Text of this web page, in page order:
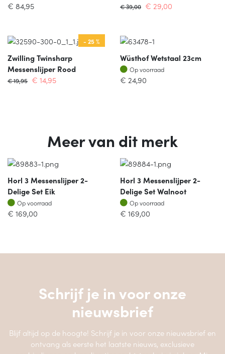
€ 84,95 €39,00 € 29,00
- 25 %
Zwilling Twinsharp
Messenslijper Rood
€19,95 € 14,95
Wüsthof Wetstaal 23cm
Op voorraad
Op voorraad
€ 24,90
Meer van dit merk
Horl 3 Messenslijper 2-
Delige Set Eik
Op voorraad
Op voorraad
€ 169,00
Horl 3 Messenslijper 2-
Delige Set Walnoot
Op voorraad
Op voorraad
€ 169,00
Schrijf je in voor onze
nieuwsbrief
Blijf altijd op de hoogte! Schrijf je in voor onze nieuwsbrief en
ontvang als eerste het laatste nieuws, exclusieve